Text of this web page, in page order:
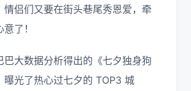
情侣们又要在街头巷尾秀恩爱，牵
了！
巴大数据分析得出的《七夕独身狗
曝光了热心过七夕的 TOP3 城